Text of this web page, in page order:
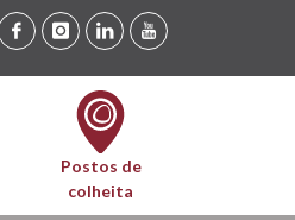
Postos de
colheita